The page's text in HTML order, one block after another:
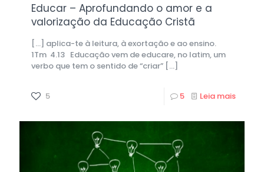
Educar – Aprofundando o amor e a
valorização da Educação Cristã
[…] aplica-te à leitura, à exortação e ao ensino.
1Tm 4.13 Educação vem de educare, no latim, um
verbo que tem o sentido de “criar” […]
5 5 Leia mais